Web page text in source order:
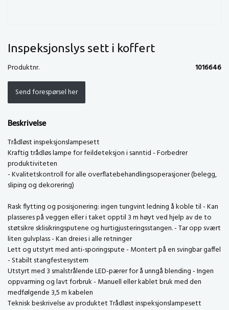
Inspeksjonslys sett i koffert
Produktnr. 1016646
Send forespørsel her
Beskrivelse
Trådløst inspeksjonslampesett
Kraftig trådløs lampe for feildeteksjon i sanntid - Forbedrer
produktiviteten
- Kvalitetskontroll for alle overflatebehandlingsoperasjoner (belegg,
sliping og dekorering)
Rask flytting og posisjonering: ingen tungvint ledning å koble til - Kan
plasseres på veggen eller i taket opptil 3 m høyt ved hjelp av de to
støtsikre sklisikringsputene og hurtigjusteringsstangen. - Tar opp svært
liten gulvplass - Kan dreies i alle retninger
Lett og utstyrt med anti-sporingspute - Montert på en svingbar gaffel
- Stabilt stangfestesystem
Utstyrt med 3 smalstrålende LED-pærer for å unngå blending - Ingen
oppvarming og lavt forbruk - Manuell eller kablet bruk med den
medfølgende 3,5 m kabelen
Teknisk beskrivelse av produktet Trådløst inspeksjonslampesett